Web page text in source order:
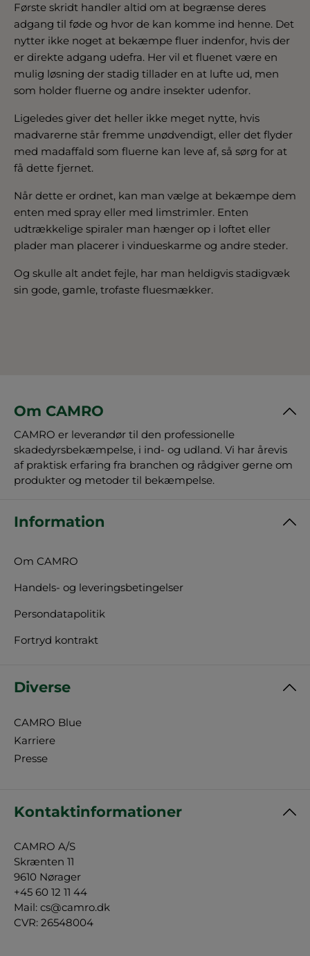
Første skridt handler altid om at begrænse deres
adgang til føde og hvor de kan komme ind henne. Det
nytter ikke noget at bekæmpe fluer indenfor, hvis der
er direkte adgang udefra. Her vil et fluenet være en
mulig løsning der stadig tillader en at lufte ud, men
som holder fluerne og andre insekter udenfor.
Ligeledes giver det heller ikke meget nytte, hvis
madvarerne står fremme unødvendigt, eller det flyder
med madaffald som fluerne kan leve af, så sørg for at
få dette fjernet.
Når dette er ordnet, kan man vælge at bekæmpe dem
enten med spray eller med limstrimler. Enten
udtrækkelige spiraler man hænger op i loftet eller
plader man placerer i vindueskarme og andre steder.
Og skulle alt andet fejle, har man heldigvis stadigvæk
sin gode, gamle, trofaste fluesmækker.
Om CAMRO
CAMRO er leverandør til den professionelle
skadedyrsbekæmpelse, i ind- og udland. Vi har årevis
af praktisk erfaring fra branchen og rådgiver gerne om
produkter og metoder til bekæmpelse.
Information
Om CAMRO
Handels- og leveringsbetingelser
Persondatapolitik
Fortryd kontrakt
Diverse
CAMRO Blue
Karriere
Presse
Kontaktinformationer
CAMRO A/S
Skrænten 11
9610 Nørager
+45 60 12 11 44
Mail: cs@camro.dk
CVR: 26548004